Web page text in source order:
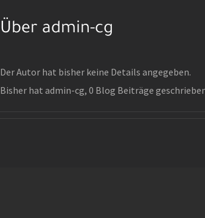
Über admin-cg
Der Autor hat bisher keine Details angegeben.
Bisher hat admin-cg, 0 Blog Beiträge